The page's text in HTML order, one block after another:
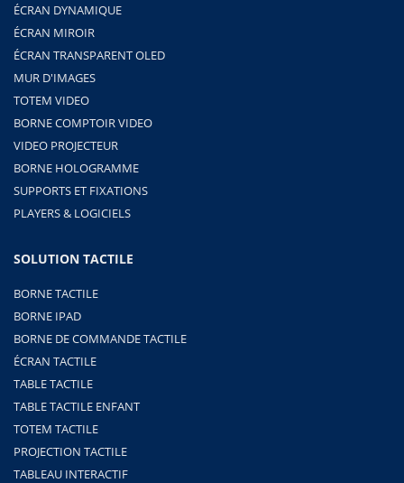
ÉCRAN DYNAMIQUE
ÉCRAN MIROIR
ÉCRAN TRANSPARENT OLED
MUR D'IMAGES
TOTEM VIDEO
BORNE COMPTOIR VIDEO
VIDEO PROJECTEUR
BORNE HOLOGRAMME
SUPPORTS ET FIXATIONS
PLAYERS & LOGICIELS
SOLUTION TACTILE
BORNE TACTILE
BORNE IPAD
BORNE DE COMMANDE TACTILE
ÉCRAN TACTILE
TABLE TACTILE
TABLE TACTILE ENFANT
TOTEM TACTILE
PROJECTION TACTILE
TABLEAU INTERACTIF